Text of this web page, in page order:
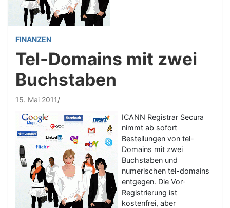
FINANZEN
Tel-Domains mit zwei
Buchstaben
15. Mai 2011
ICANN Registrar Secura
nimmt ab sofort
Bestellungen von tel-
Domains mit zwei
Buchstaben und
numerischen tel-domains
entgegen. Die Vor-
Registrierung ist
kostenfrei, aber